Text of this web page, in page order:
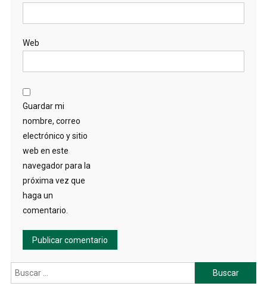
Web
Guardar mi
nombre, correo
electrónico y sitio
web en este
navegador para la
próxima vez que
haga un
comentario.
Buscar: